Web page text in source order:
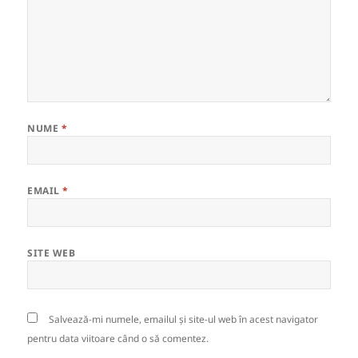
NUME *
EMAIL*
SITE WEB
Salvează-mi numele, emailul și site-ul web în acest navigator
pentru data viitoare când o să comentez.